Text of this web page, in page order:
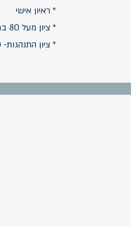
* ראיון אישי
* ציון מעל 80 בחינוך גופני
* ציון התנהגות-